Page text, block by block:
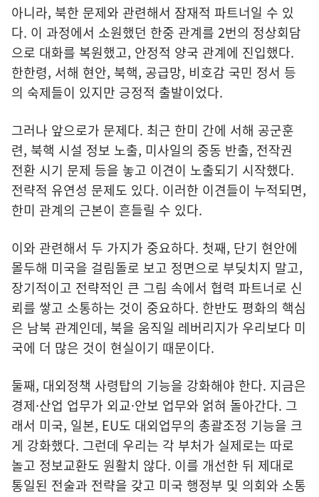
아니라, 북한 문제와 관련해서 잠재적 파트너일 수 있
다. 이 과정에서 소원했던 한중 관계를 2번의 정상회담
으로 대화를 복원했고, 안정적 양국 관계에 진입했다.
한한령, 서해 현안, 북핵, 공급망, 비호감 국민 정서 등
의 숙제들이 있지만 긍정적 출발이었다.
그러나 앞으로가 문제다. 최근 한미 간에 서해 공군훈
련, 북핵 시설 정보 노출, 미사일의 중동 반출, 전작권
전환 시기 문제 등을 놓고 이견이 노출되기 시작했다.
전략적 유연성 문제도 있다. 이러한 이견들이 누적되면,
한미 관계의 근본이 흔들릴 수 있다.
이와 관련해서 두 가지가 중요하다. 첫째, 단기 현안에
몰두해 미국을 걸림돌로 보고 정면으로 부딪치지 말고,
장기적이고 전략적인 큰 그림 속에서 협력 파트너로 신
뢰를 쌓고 소통하는 것이 중요하다. 한반도 평화의 핵심
은 남북 관계인데, 북을 움직일 레버리지가 우리보다 미
국에 더 많은 것이 현실이기 때문이다.
둘째, 대외정책 사령탑의 기능을 강화해야 한다. 지금은
경제·산업 업무가 외교·안보 업무와 얽혀 돌아간다. 그
래서 미국, 일본, EU도 대외업무의 총괄조정 기능을 크
게 강화했다. 그런데 우리는 각 부처가 실제로는 따로
놀고 정보교환도 원활치 않다. 이를 개선한 뒤 제대로
통일된 전술과 전략을 갖고 미국 행정부 및 의회와 소통